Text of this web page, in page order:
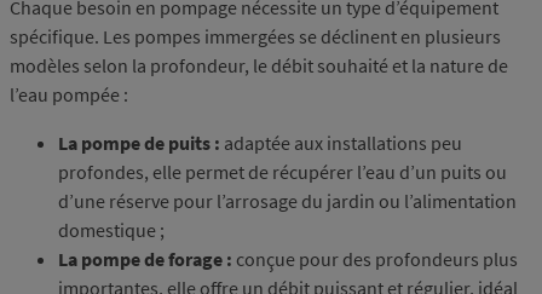
Chaque besoin en pompage nécessite un type d’équipement
spécifique. Les pompes immergées se déclinent en plusieurs
modèles selon la profondeur, le débit souhaité et la nature de
l’eau pompée :
La pompe de puits : adaptée aux installations peu
profondes, elle permet de récupérer l’eau d’un puits ou
d’une réserve pour l’arrosage du jardin ou l’alimentation
domestique ;
La pompe de forage : conçue pour des profondeurs plus
importantes, elle offre un débit puissant et régulier, idéal